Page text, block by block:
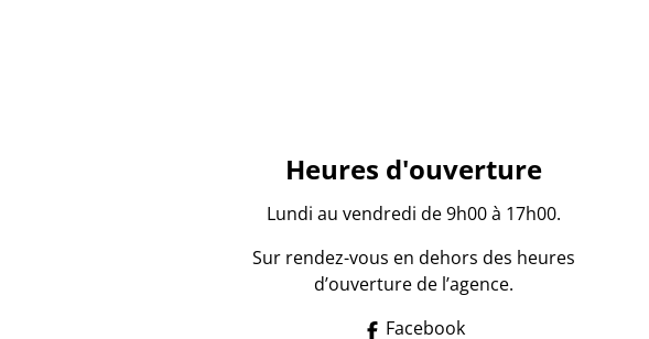
Heures d'ouverture
Lundi au vendredi de 9h00 à 17h00.
Sur rendez-vous en dehors des heures
d’ouverture de l’agence.
Facebook